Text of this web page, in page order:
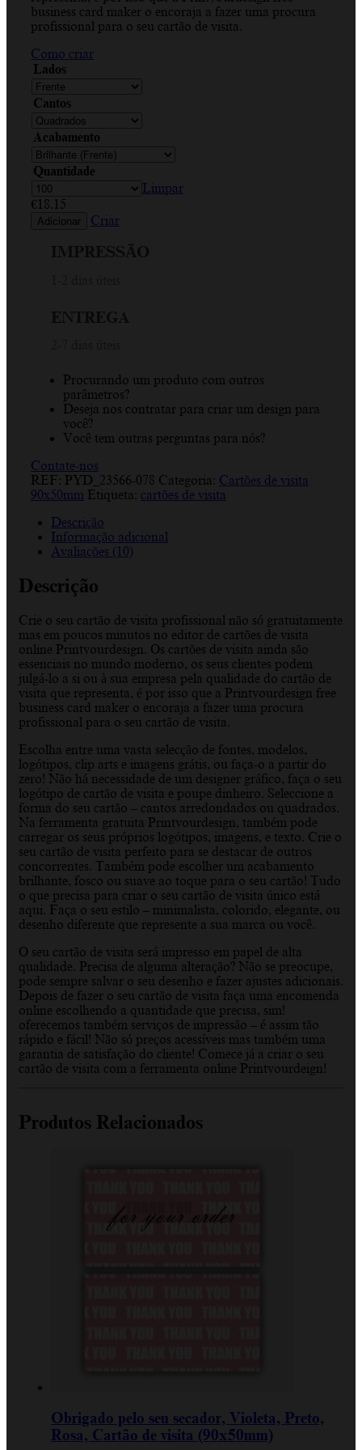
business card maker o encoraja a fazer uma procura
profissional para o seu cartão de visita.
Como criar
Lados
Cantos
Acabamento
Quantidade
Limpar
€18.15
Adicionar Criar
Procurando um produto com outros
parâmetros?
Deseja nos contratar para criar um design para
você?
Você tem outras perguntas para nós?
Contate-nos
REF: PYD_23566-078 Categoria: Cartões de visita
90x50mm Etiqueta: cartões de visita
Descrição
Informação adicional
Avaliações (10)
Descrição
Crie o seu cartão de visita profissional não só gratuitamente
mas em poucos minutos no editor de cartões de visita
online Printyourdesign. Os cartões de visita ainda são
essenciais no mundo moderno, os seus clientes podem
julgá-lo a si ou à sua empresa pela qualidade do cartão de
visita que representa, é por isso que a Printyourdesign free
business card maker o encoraja a fazer uma procura
profissional para o seu cartão de visita.
Escolha entre uma vasta selecção de fontes, modelos,
logótipos, clip arts e imagens grátis, ou faça-o a partir do
zero! Não há necessidade de um designer gráfico, faça o seu
logótipo de cartão de visita e poupe dinheiro. Seleccione a
forma do seu cartão – cantos arredondados ou quadrados.
Na ferramenta gratuita Printyourdesign, também pode
carregar os seus próprios logótipos, imagens, e texto. Crie o
seu cartão de visita perfeito para se destacar de outros
concorrentes. Também pode escolher um acabamento
brilhante, fosco ou suave ao toque para o seu cartão! Tudo
o que precisa para criar o seu cartão de visita único está
aqui. Faça o seu estilo – minimalista, colorido, elegante, ou
desenho diferente que represente a sua marca ou você.
O seu cartão de visita será impresso em papel de alta
qualidade. Precisa de alguma alteração? Não se preocupe,
pode sempre salvar o seu desenho e fazer ajustes adicionais.
Depois de fazer o seu cartão de visita faça uma encomenda
online escolhendo a quantidade que precisa, sim!
oferecemos também serviços de impressão – é assim tão
rápido e fácil! Não só preços acessíveis mas também uma
garantia de satisfação do cliente! Comece já a criar o seu
cartão de visita com a ferramenta online Printyourdeign!
Produtos Relacionados
Obrigado pelo seu secador, Violeta, Preto,
Rosa, Cartão de visita (90x50mm)